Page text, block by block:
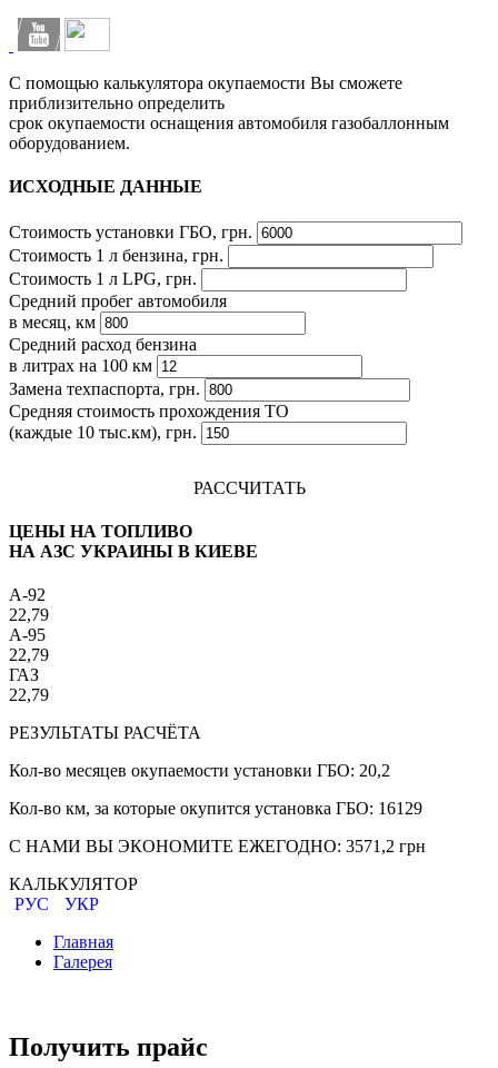
С помощью калькулятора окупаемости Вы сможете
приблизительно определить
срок окупаемости оснащения автомобиля газобаллонным
оборудованием.
ИСХОДНЫЕ ДАННЫЕ
Стоимость установки ГБО, грн.
Стоимость 1 л бензина, грн.
Стоимость 1 л LPG, грн.
Средний пробег автомобиля
в месяц, км
Средний расход бензина
в литрах на 100 км
Замена техпаспорта, грн.
Средняя стоимость прохождения ТО
(каждые 10 тыс.км), грн.
РАССЧИТАТЬ
ЦЕНЫ НА ТОПЛИВО
НА АЗС УКРАИНЫ В КИЕВЕ
A-92
22,79
A-95
22,79
ГАЗ
22,79
РЕЗУЛЬТАТЫ РАСЧЁТА
Кол-во месяцев окупаемости установки ГБО: 20,2
Кол-во км, за которые окупится установка ГБО: 16129
С НАМИ ВЫ ЭКОНОМИТЕ ЕЖЕГОДНО: 3571,2 грн
КАЛЬКУЛЯТОР
РУС
УКР
Главная
Галерея
Получить прайс